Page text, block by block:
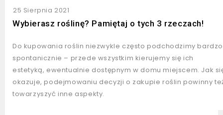
25 Sierpnia 2021
Wybierasz roślinę? Pamiętaj o tych 3 rzeczach!
Do kupowania roślin niezwykle często podchodzimy bardzo
spontanicznie – przede wszystkim kierujemy się ich
estetyką, ewentualnie dostępnym w domu miejscem. Jak
okazuje, podejmowaniu decyzji o zakupie roślin powinny
towarzyszyć inne aspekty.